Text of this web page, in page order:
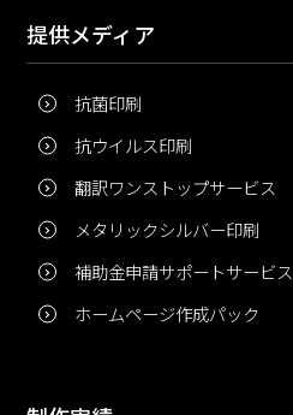
提供メディア
抗菌印刷
抗ウイルス印刷
翻訳ワンストップサービス
メタリックシルバー印刷
補助金申請サポートサービス
ホームページ作成パック